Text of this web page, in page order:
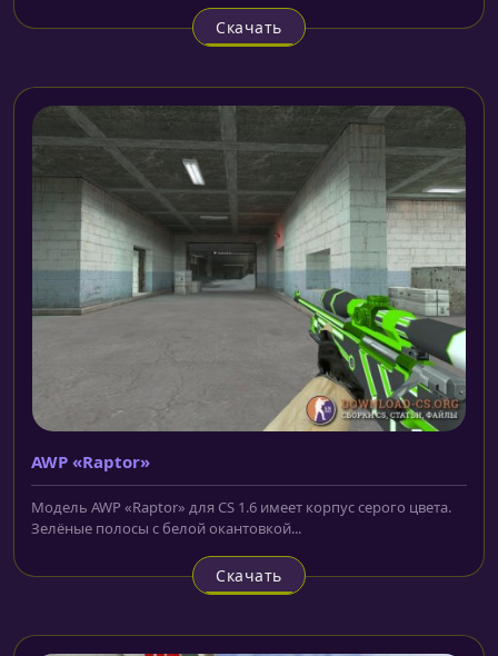
Скачать
AWP «Raptor»
Модель AWP «Raptor» для CS 1.6 имеет корпус серого цвета.
Зелёные полосы с белой окантовкой...
Скачать